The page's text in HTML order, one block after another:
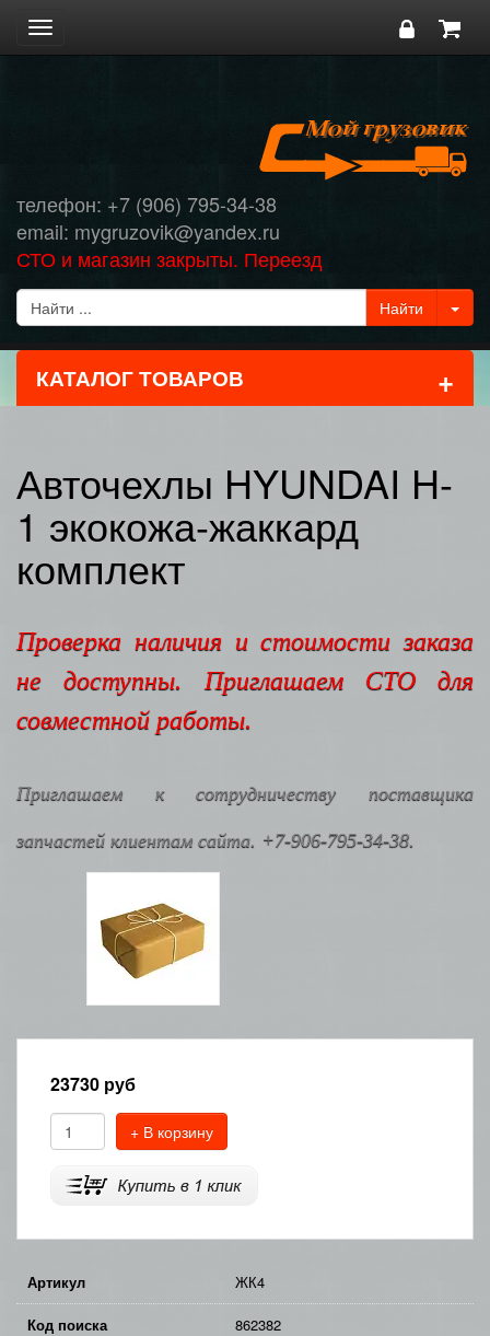
Toggle
navigation
телефон: +7 (906) 795-34-38
email: mygruzovik@yandex.ru
СТО и магазин закрыты. Переезд
КАТАЛОГ ТОВАРОВ +
Авточехлы HYUNDAI H-
1 экокожа-жаккард
комплект
Проверка наличия и стоимости заказа
не доступны. Приглашаем СТО для
совместной работы.
Приглашаем к сотрудничеству поставщика
запчастей клиентам сайта. +7-906-795-34-38.
23730 руб
+ В корзину
Артикул ЖК4
Код поиска 862382